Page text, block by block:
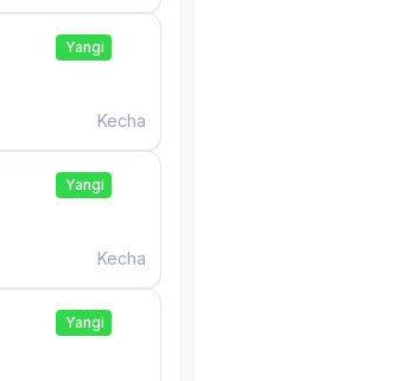
Yangi
Kecha
Yangi
Kecha
Yangi